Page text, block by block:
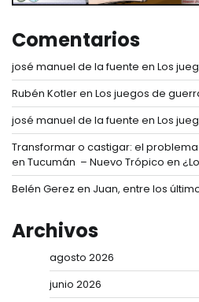
Comentarios
josé manuel de la fuente en Los
Rubén Kotleren Los juegos de
josé manuel de la fuente en Los
Transformar o castigar: el
en Tucumán – Nuevo Trópico en
Belén Gerez en Juan, entre los
Archivos
agosto 2026
junio 2026